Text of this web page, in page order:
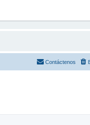
Contáctenos